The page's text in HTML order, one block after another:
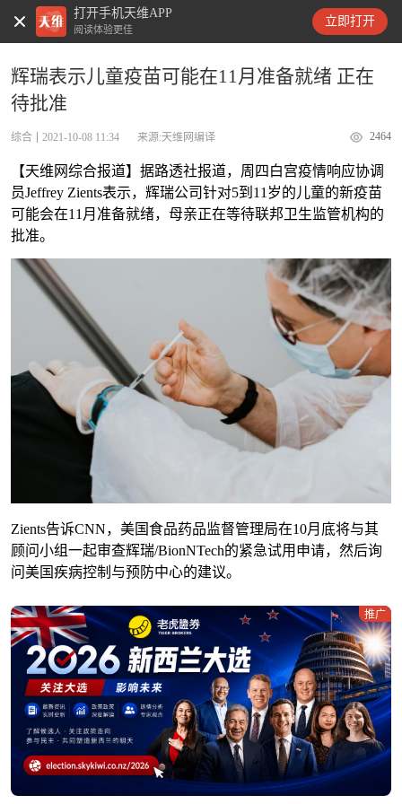
打开手机天维APP
阅读体验更佳
立即打开
天维新闻
辉瑞表示儿童疫苗可能在11月准备就绪 正在
待批准
综合 2021-10-08 11:34 来源:天维网编译 2464
【天维网综合报道】据路透社报道，周四白宫疫情响应协调
员Jeffrey Zients表示，辉瑞公司针对5到11岁的儿童的新疫苗
可能会在11月准备就绪，母亲正在等待联邦卫生监管机构的
批准。
Zients告诉CNN，美国食品药品监督管理局在10月底将与其
顾问小组一起审查辉瑞/BionNTech的紧急试用申请，然后询
问美国疾病控制与预防中心的建议。
推广